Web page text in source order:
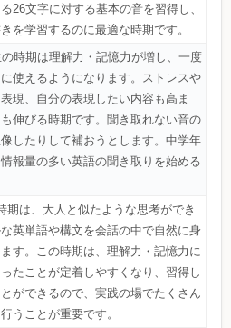
26文字に対する基本の音を習得し、
を学習するのに最適な時期です。
時期は理解力・記憶力が増し、一度
使えるようになります。ストレスや
現、自分の表現したい内容も高ま
伸びる時期です。聞き取れない音の
したりして補おうとします。中学年
報量の多い英語の聞き取りを始める
期は、大人と似たような思考ができ
英単語や構文を会話の中で自然に身
す。この時期は、理解力・記憶力に
たことが定着しやすくなり、習得し
ができるので、実践の場でたくさん
うことが重要です。